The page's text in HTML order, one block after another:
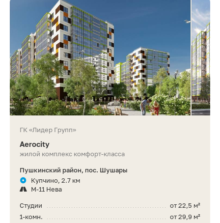
ГК «Лидер Групп»
Aerocity
жилой комплекс комфорт-класса
Пушкинский район, пос. Шушары
Купчино, 2.7 км
М-11 Нева
от 22,5 м²
Студии
от 29,9 м²
1-комн.